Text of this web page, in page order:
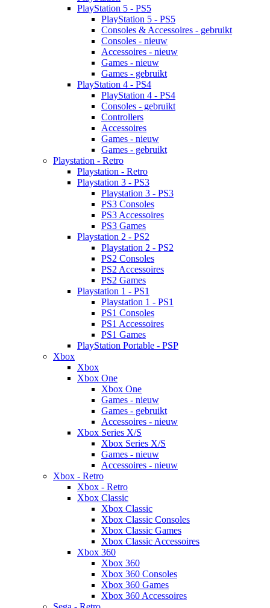
PlayStation 5 - PS5
PlayStation 5 - PS5
Consoles & Accessoires - gebruikt
Consoles - nieuw
Accessoires - nieuw
Games - nieuw
Games - gebruikt
PlayStation 4 - PS4
PlayStation 4 - PS4
Consoles - gebruikt
Controllers
Accessoires
Games - nieuw
Games - gebruikt
Playstation - Retro
Playstation - Retro
Playstation 3 - PS3
Playstation 3 - PS3
PS3 Consoles
PS3 Accessoires
PS3 Games
Playstation 2 - PS2
Playstation 2 - PS2
PS2 Consoles
PS2 Accessoires
PS2 Games
Playstation 1 - PS1
Playstation 1 - PS1
PS1 Consoles
PS1 Accessoires
PS1 Games
PlayStation Portable - PSP
Xbox
Xbox
Xbox One
Xbox One
Games - nieuw
Games - gebruikt
Accessoires - nieuw
Xbox Series X/S
Xbox Series X/S
Games - nieuw
Accessoires - nieuw
Xbox - Retro
Xbox - Retro
Xbox Classic
Xbox Classic
Xbox Classic Consoles
Xbox Classic Games
Xbox Classic Accessoires
Xbox 360
Xbox 360
Xbox 360 Consoles
Xbox 360 Games
Xbox 360 Accessoires